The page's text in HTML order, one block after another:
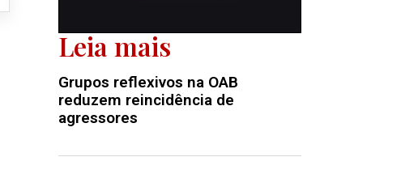
Leia mais
Grupos reflexivos na OAB
reduzem reincidência de
agressores